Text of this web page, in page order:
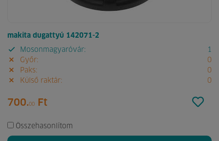
makita dugattyú 142071-2
Mosonmagyaróvár:
1
Győr:
0
Paks:
0
Külső raktár:
0
700.00 Ft
Összehasonlítom